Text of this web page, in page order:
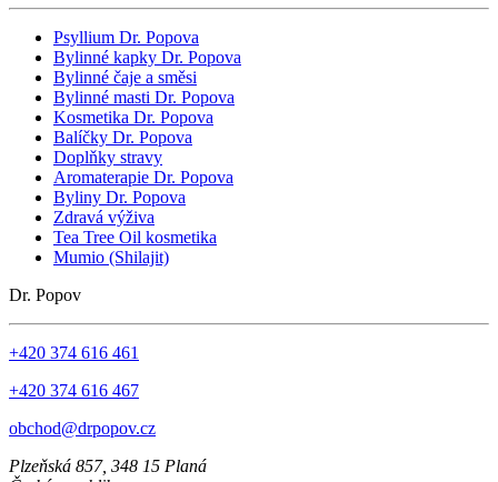
Psyllium Dr. Popova
Bylinné kapky Dr. Popova
Bylinné čaje a směsi
Bylinné masti Dr. Popova
Kosmetika Dr. Popova
Balíčky Dr. Popova
Doplňky stravy
Aromaterapie Dr. Popova
Byliny Dr. Popova
Zdravá výživa
Tea Tree Oil kosmetika
Mumio (Shilajit)
Dr. Popov
+420 374 616 461
+420 374 616 467
obchod@drpopov.cz
Plzeňská 857, 348 15 Planá